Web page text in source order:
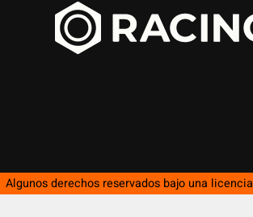
Algunos derechos reservados bajo una licencia